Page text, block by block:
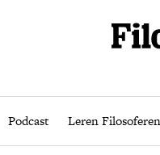
Podcast Leren Filosoferen
Evenementen Podcast